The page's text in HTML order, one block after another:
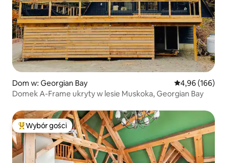
Dom w: Georgian Bay Średnia
4,96 (166)
Domek A-Frame ukryty w lesie Muskoka, Georgian Bay
Najpopularniejsze z kategorii Wybór gości
Wybór gości